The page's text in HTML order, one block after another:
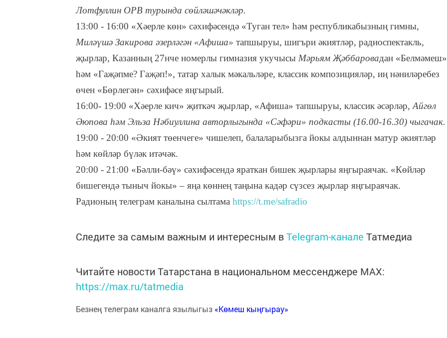
Лотфуллин ОРВ турында сөйләшәчәкләр.
13:00 - 16:00 «Хәерле көн» сәхифәсендә «Туган тел» һәм республикабызның гимны,
Миләүшә Закирова әзерләгән «Афиша» тапшыруы, шигъри әкиятләр, радиоспектакль,
җырлар, Казанның 27нче номерлы гимназия укучысы Мәрьям Җәббаровадан «Белмәмеш»
һәм «Гаҗәпме? Гаҗәп!», татар халык мәкальләре, классик композицияләр, иң нәниләребез
өчен «Бөрлегән» сәхифәсе яңгырый.
16:00- 19:00 «Хәерле кич» җиткәч җырлар, «Афиша» тапшыруы, классик әсәрләр, Айгөл
Әюпова һәм Эльза Нәбиуллина авторлыгында «Сәфәри» подкасты (16.00-16.30) чыгачак.
19:00 - 20:00 «Әкият төенчеге» чишелеп, балаларыбызга йокы алдыннан матур әкиятләр
һәм көйләр бүләк итәчәк.
20:00 - 21:00 «Бәлли-бәү» сәхифәсендә яраткан бишек җырлары яңгыраячак. «Көйләр
бишегендә тыныч йокы» – яңа көннең таңына кадәр сүзсез җырлар яңгыраячак.
Радионың телеграм каналына сылтама https://t.me/safradio
Следите за самым важным и интересным вTelegram-канале Татмедиа
Читайте новости Татарстана в национальном мессенджере MАХ:
https://max.ru/tatmedia
Безнең телеграм каналга язылыгыз «Көмеш кыңгырау»